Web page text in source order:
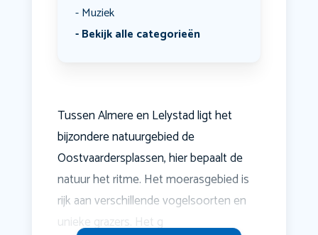
Muziek
Bekijk alle categorieën
Tussen Almere en Lelystad ligt het
bijzondere natuurgebied de
Oostvaardersplassen, hier bepaalt de
natuur het ritme. Het moerasgebied is
rijk aan verschillende vogelsoorten en
unieke grazers. Het g